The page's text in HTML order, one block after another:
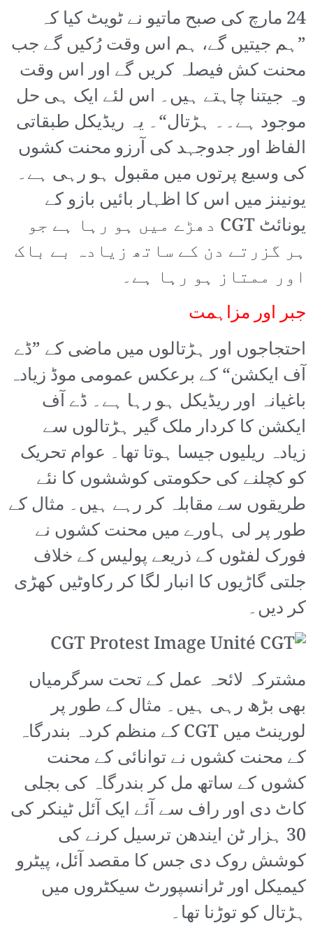
24 مارچ کی صبح ماتیو نے ٹویٹ کیا کہ
”ہم جیتیں گے، ہم اس وقت رُکیں گے جب
محنت کش فیصلہ کریں گے اور اس وقت
وہ جیتنا چاہتے ہیں۔ اس لئے ایک ہی حل
موجود ہے۔۔ ہڑتال“۔ یہ ریڈیکل طبقاتی
الفاظ اور جدوجہد کی آرزو محنت کشوں
کی وسیع پرتوں میں مقبول ہو رہی ہے۔
یونینز میں اس کا اظہار بائیں بازو کے
یونائٹ CGT دھڑے میں ہو رہا ہے جو
ہر گزرتے دن کے ساتھ زیادہ بے باک
اور ممتاز ہو رہا ہے۔
جبر اور مزاہمت
احتجاجوں اور ہڑتالوں میں ماضی کے ”ڈے
آف ایکشن“ کے برعکس عمومی موڈ زیادہ
باغیانہ اور ریڈیکل ہو رہا ہے۔ ڈے آف
ایکشن کا کردار ملک گیر ہڑتالوں سے
زیادہ ریلیوں جیسا ہوتا تھا۔ عوام تحریک
کو کچلنے کی حکومتی کوششوں کا نئے
طریقوں سے مقابلہ کر رہے ہیں۔ مثال کے
طور پر لی ہاورے میں محنت کشوں نے
فورک لفٹوں کے ذریعے پولیس کے خلاف
جلتی گاڑیوں کا انبار لگا کر رکاوٹیں کھڑی
کر دیں۔
مشترکہ لائحہ عمل کے تحت سرگرمیاں
بھی بڑھ رہی ہیں۔ مثال کے طور پر
لورینٹ میں CGT کے منظم کردہ بندرگاہ
کے محنت کشوں نے توانائی کے محنت
کشوں کے ساتھ مل کر بندرگاہ کی بجلی
کاٹ دی اور راف سے آئے ایک آئل ٹینکر کی
30 ہزار ٹن ایندھن ترسیل کرنے کی
کوشش روک دی جس کا مقصد آئل، پیٹرو
کیمیکل اور ٹرانسپورٹ سیکٹروں میں
ہڑتال کو توڑنا تھا۔